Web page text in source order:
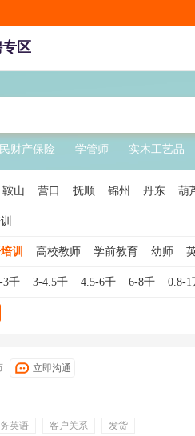
区
财产保险 学管师 实木工艺品
鞍山 营口 抚顺 锦州 丹东 葫
训 高校教师 学前教育 幼师
小学教师 语文老师 生活老师 美
3千 3-4.5千 4.5-6千 6-8千 0.8-1
立即沟通
英语 客户关系
发货